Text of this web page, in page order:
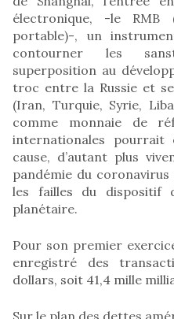
électronique, -le RMB
portable)-, un
contourner les
superposition au
troc entre la Russie et
(Iran, Turquie, Syrie,
comme monnaie de
internationales
cause, d’autant plus
pandémie du
les failles du dispositif
planétaire.
Pour son premier
enregistré des
dollars, soit 41,4 mille
Sur le plan des dettes